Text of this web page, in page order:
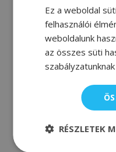
Silicone cap
3 730 Ft
Ez a weboldal
felhasználói
weboldalunk
az összes süti
RÉSZLETEK